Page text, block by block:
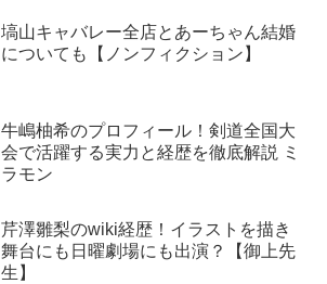
塙山キャバレー全店とあーちゃん結婚
についても【ノンフィクション】
牛嶋柚希のプロフィール！剣道全国大
会で活躍する実力と経歴を徹底解説 ミ
ラモン
芹澤雛梨のwiki経歴！イラストを描き
舞台にも日曜劇場にも出演？【御上先
生】